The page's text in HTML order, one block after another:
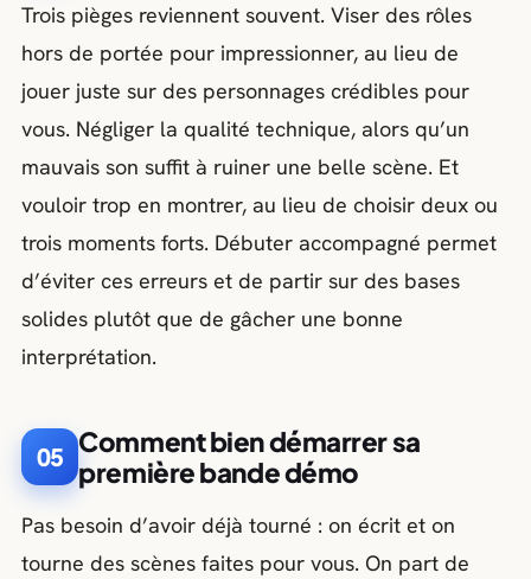
Trois pièges reviennent souvent. Viser des rôles
hors de portée pour impressionner, au lieu de
jouer juste sur des personnages crédibles pour
vous. Négliger la qualité technique, alors qu’un
mauvais son suffit à ruiner une belle scène. Et
vouloir trop en montrer, au lieu de choisir deux ou
trois moments forts. Débuter accompagné permet
d’éviter ces erreurs et de partir sur des bases
solides plutôt que de gâcher une bonne
interprétation.
05 Comment bien démarrer sa
première bande démo
Pas besoin d’avoir déjà tourné : on écrit et on
tourne des scènes faites pour vous. On part de